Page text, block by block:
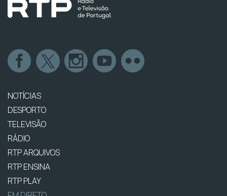
NOTÍCIAS
DESPORTO
TELEVISÃO
RÁDIO
RTP ARQUIVOS
RTP ENSINA
RTP PLAY